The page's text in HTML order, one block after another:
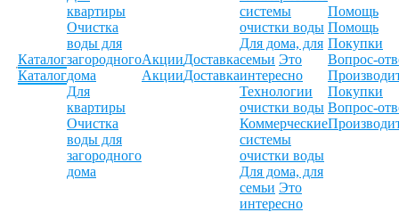
Каталог
Каталог
квартиры
Очистка
воды для
загородного
дома
Для
квартиры
Очистка
воды для
загородного
дома
Акции
Акции
Доставка
Доставка
системы
очистки воды
Для дома, для
семьи Это
интересно
Технологии
очистки воды
Коммерческие
системы
очистки воды
Для дома, для
семьи Это
интересно
Помощь
Помощь
Покупки
Вопрос-
Покупки
Вопрос-